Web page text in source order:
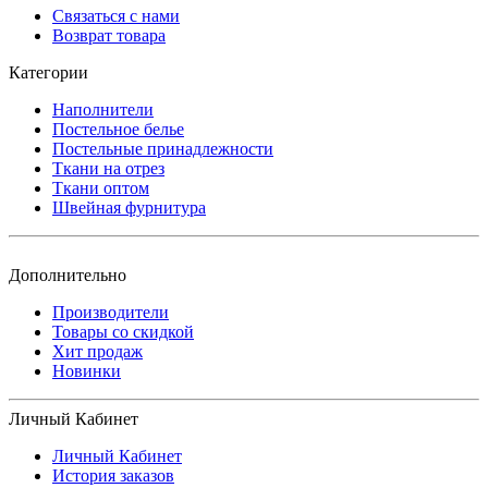
Связаться с нами
Возврат товара
Категории
Наполнители
Постельное белье
Постельные принадлежности
Ткани на отрез
Ткани оптом
Швейная фурнитура
Дополнительно
Производители
Товары со скидкой
Хит продаж
Новинки
Личный Кабинет
Личный Кабинет
История заказов